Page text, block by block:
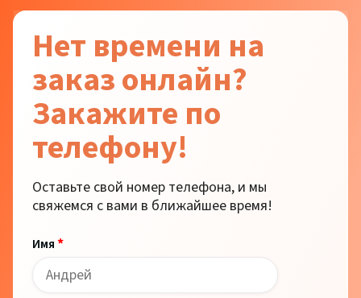
Нет времени на
заказ онлайн?
Закажите по
телефону!
Оставьте свой номер телефона, и мы
свяжемся с вами в ближайшее время!
Имя*